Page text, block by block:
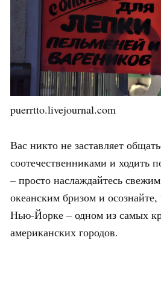
puerrtto.livejournal.com
Вас никто не заставляет
соотечественниками и ходить
– просто наслаждайтесь
океанским бризом и
Нью-Йорке – одном из самых
американских городов.